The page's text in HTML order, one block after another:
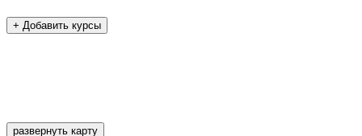
+ Добавить курсы
развернуть карту